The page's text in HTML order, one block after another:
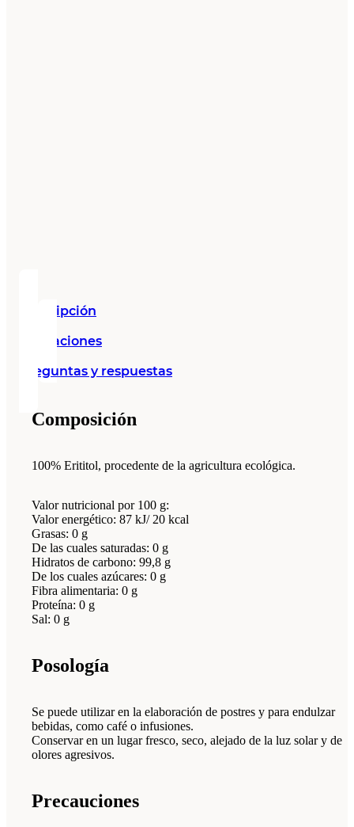
Descripción
Valoraciones
Preguntas y respuestas
Composición
100% Erititol, procedente de la agricultura ecológica.
Valor nutricional por 100 g:
Valor energético: 87 kJ/ 20 kcal
Grasas: 0 g
De las cuales saturadas: 0 g
Hidratos de carbono: 99,8 g
De los cuales azúcares: 0 g
Fibra alimentaria: 0 g
Proteína: 0 g
Sal: 0 g
Posología
Se puede utilizar en la elaboración de postres y para endulzar
bebidas, como café o infusiones.
Conservar en un lugar fresco, seco, alejado de la luz solar y de
olores agresivos.
Precauciones